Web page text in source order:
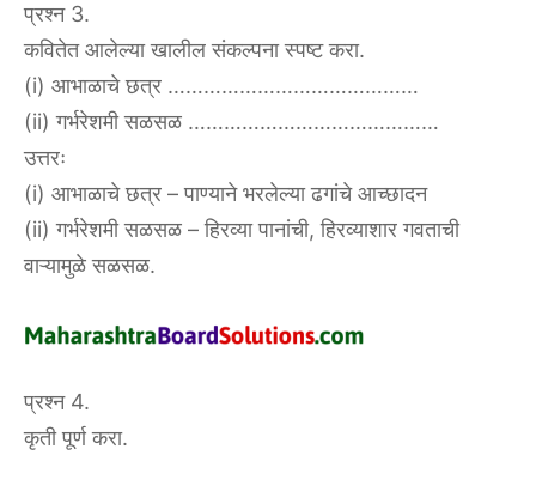
प्रश्न 3.
कवितेत आलेल्या खालील संकल्पना स्पष्ट करा.
(i) आभाळाचे छत्र ……………………………………
(ii) गर्भरेशमी सळसळ ……………………………………
उत्तरः
(i) आभाळाचे छत्र – पाण्याने भरलेल्या ढगांचे आच्छादन
(ii) गर्भरेशमी सळसळ – हिरव्या पानांची, हिरव्याशार गवताची
वाऱ्यामुळे सळसळ.
प्रश्न 4.
कृती पूर्ण करा.